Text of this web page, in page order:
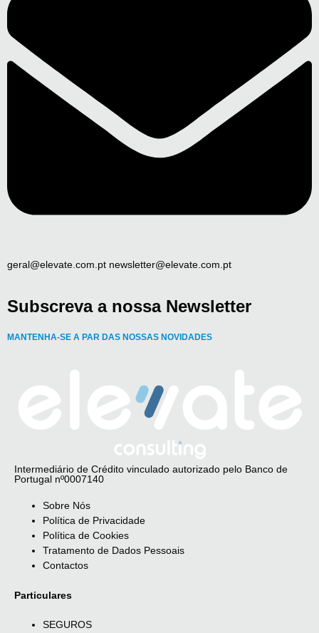
geral@elevate.com.pt newsletter@elevate.com.pt
Subscreva a nossa Newsletter
MANTENHA-SE A PAR DAS NOSSAS NOVIDADES
Intermediário de Crédito vinculado autorizado pelo Banco de
Portugal nº0007140
Sobre Nós
Política de Privacidade
Política de Cookies
Tratamento de Dados Pessoais
Contactos
Particulares
SEGUROS